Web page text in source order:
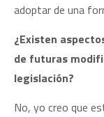
adoptar de una
¿Existen
de futuras
legislación?
No, yo creo que